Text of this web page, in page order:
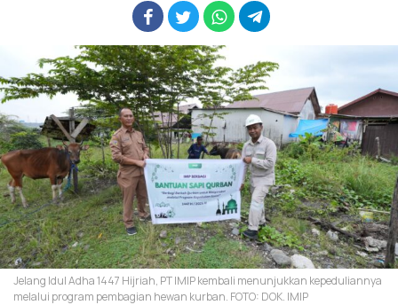
Jelang Idul Adha 1447 Hijriah, PT IMIP kembali menunjukkan kepeduliannya
melalui program pembagian hewan kurban. FOTO: DOK. IMIP